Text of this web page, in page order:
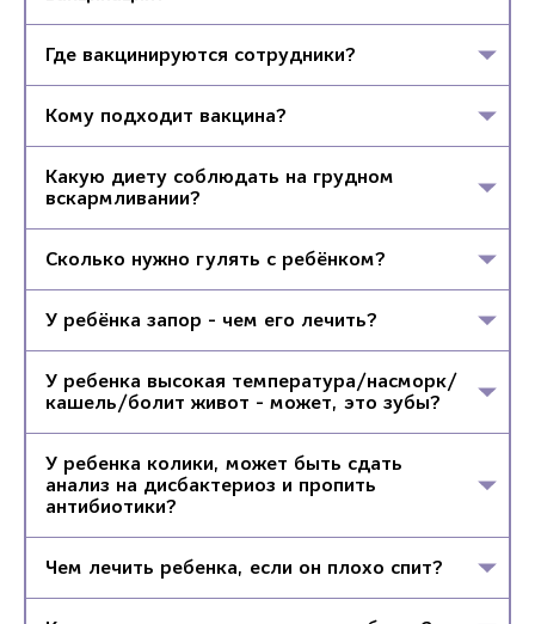
Где вакцинируются сотрудники?
Кому подходит вакцина?
Какую диету соблюдать на грудном
вскармливании?
Сколько нужно гулять с ребёнком?
У ребёнка запор - чем его лечить?
У ребенка высокая температура/насморк/
кашель/болит живот - может, это зубы?
У ребенка колики, может быть сдать
анализ на дисбактериоз и пропить
антибиотики?
Чем лечить ребенка, если он плохо спит?